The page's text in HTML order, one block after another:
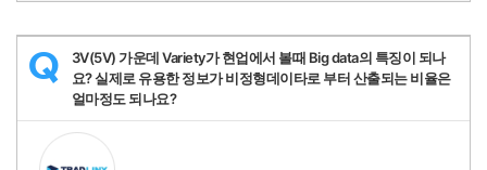
Q
3V(5V) 가운데 Variety가 현업에서 볼때 Big data의 특징이 되나
요? 실제로 유용한 정보가 비정형데이타로 부터 산출되는 비율은
얼마정도 되나요?